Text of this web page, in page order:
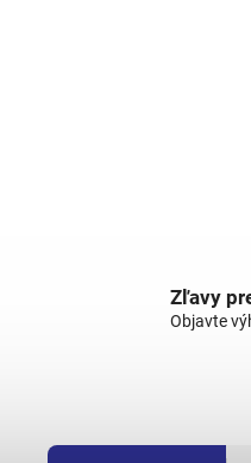
Zľavy
Objavte